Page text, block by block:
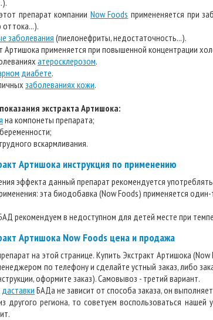
препарат компании Now Foods примененяется при
заболевания(пиелонефриты, недостаточность...).
Артишока применяется при повышенной концентрации
атеросклерозом.
диабете.
заболеваниях кожи.
экстракта Артишока:
на компонеты препарата;
вскармливания.
Артишока инструкция по применению
эффекта данный препарат рекомендуется
эта биодобавка (Now Foods) применяется
рекомендуем в недоступном для детей месте при
Артишока Now Foods цена и продажа
на этой странице. Купить Экстракт Артишока
по телефону и сделайте устный заказ, либо
оформите заказ). Самовывоз - третий вариант.
даставки БАДа не зависит от способа заказа, он
другого региона, то советуем воспользоваться